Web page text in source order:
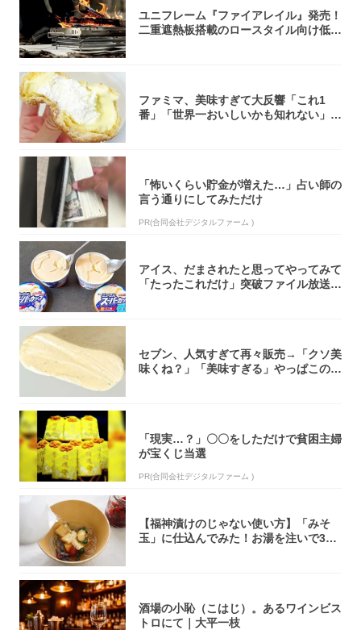
ユニフレーム『ファイアレイル』発売！
二重遮熱板搭載のロースタイル向け低型
ファミマ、美味すぎて大反響「これ1
番」「世界一おいしいかも知れない」
「怖いくらい貯金が増えた…」占い師の
言う通りにしてみただけ
PR(合同会社デジタルファーム )
アイス、だまされたと思ってやってみて
「たったこれだけ」突破ファイル放送で
セブン、人気すぎて再々販売→「クソ美
味くね？」「美味すぎる」やっぱこのク
「現実…？」〇〇をしただけで貧困主婦
が宝くじ当選
PR(合同会社デジタルファーム )
【福神漬けのじゃない使い方】「みそ
玉」に仕込んでみた！お湯を注いで30
酒場の小恥（こはじ）。あるワインビス
トロにて｜大平一枝